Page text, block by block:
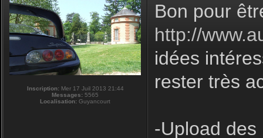
Inscription:Mer 17 Juil 2013 21:44
Messages: 5565
Localisation: Guyancourt
Bon pour
http://
idées
rester très
-Upload